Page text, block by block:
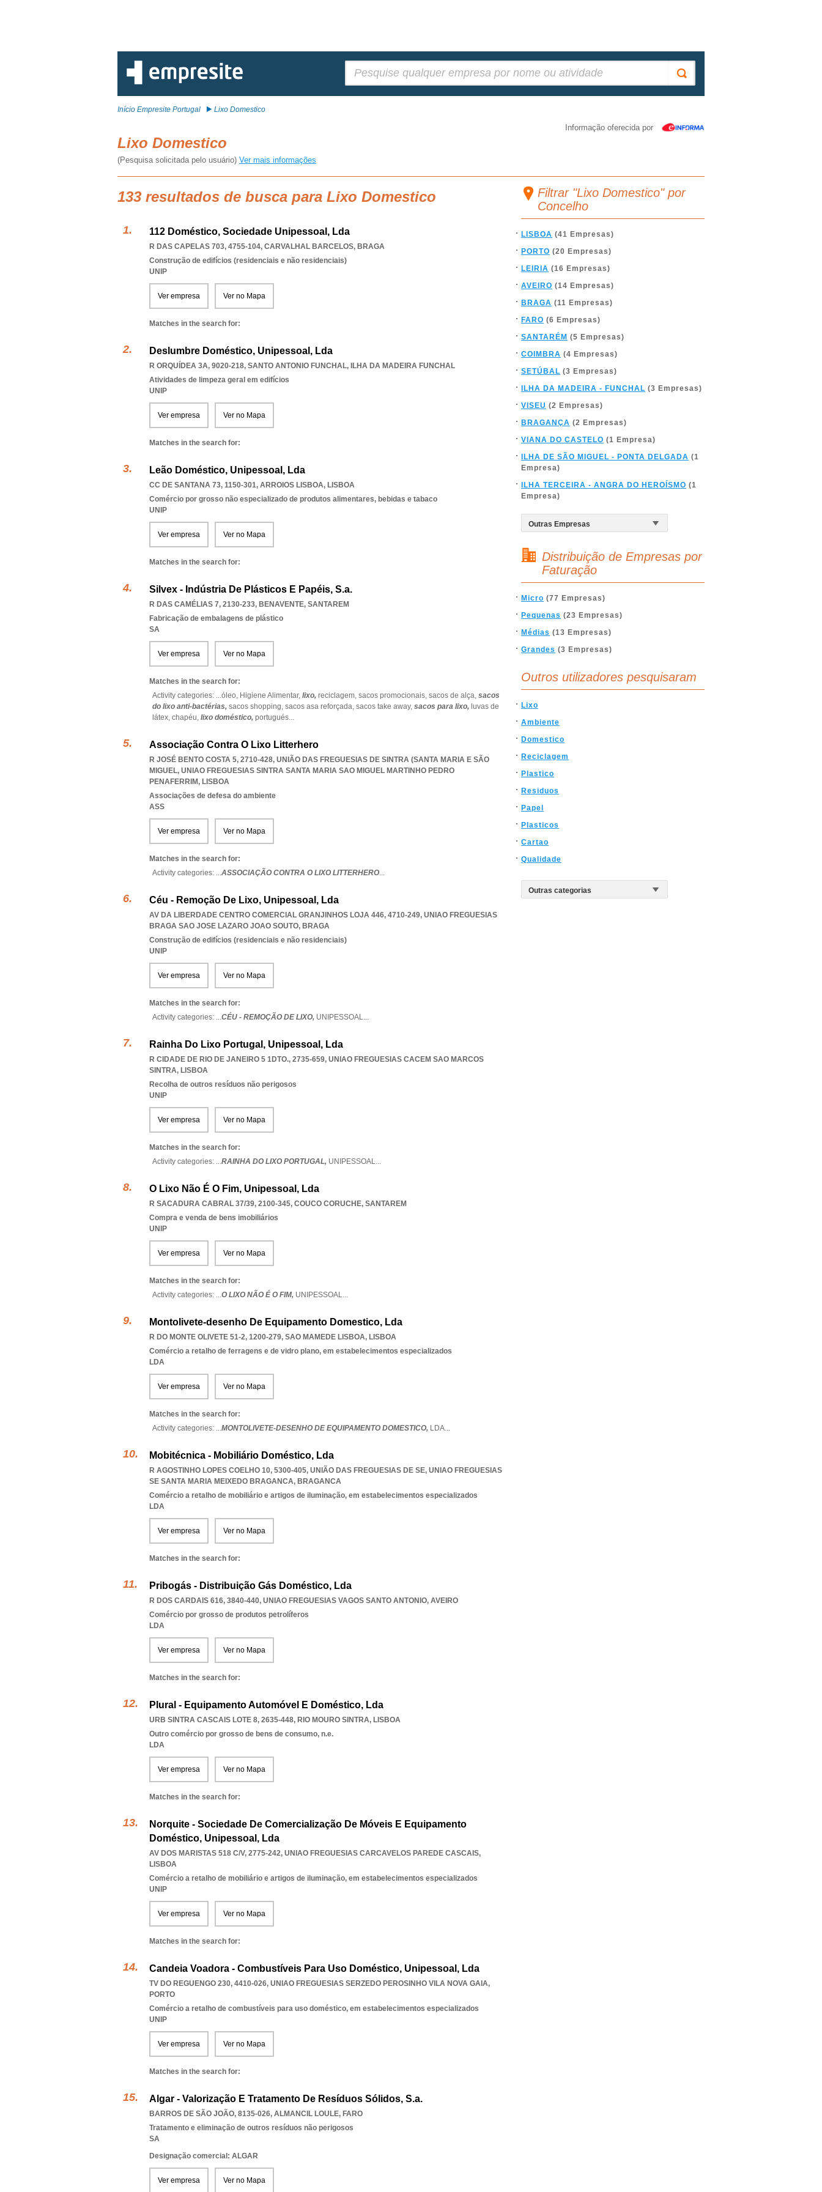
Início Empresite Portugal Lixo Domestico
Informação oferecida por
Lixo Domestico
(Pesquisa solicitada pelo usuário) Ver mais informações
133 resultados de busca para Lixo Domestico
112 Doméstico, Sociedade Unipessoal, Lda
R DAS CAPELAS 703, 4755-104, CARVALHAL BARCELOS, BRAGA
Construção de edifícios (residenciais e não residenciais)
UNIP
Ver empresa Ver no Mapa
Matches in the search for:
Deslumbre Doméstico, Unipessoal, Lda
R ORQUÍDEA 3A, 9020-218, SANTO ANTONIO FUNCHAL, ILHA DA MADEIRA FUNCHAL
Atividades de limpeza geral em edifícios
UNIP
Ver empresa Ver no Mapa
Matches in the search for:
Leão Doméstico, Unipessoal, Lda
CC DE SANTANA 73, 1150-301, ARROIOS LISBOA, LISBOA
Comércio por grosso não especializado de produtos alimentares, bebidas e tabaco
UNIP
Ver empresa Ver no Mapa
Matches in the search for:
Silvex - Indústria De Plásticos E Papéis, S.a.
R DAS CAMÉLIAS 7, 2130-233, BENAVENTE, SANTAREM
Fabricação de embalagens de plástico
SA
Ver empresa Ver no Mapa
Matches in the search for:
Activity categories: ...óleo, Higiene Alimentar, lixo, reciclagem, sacos promocionais, sacos de alça, sacos
do lixo anti-bactérias, sacos shopping, sacos asa reforçada, sacos take away, sacos para lixo, luvas de
látex, chapéu, lixo doméstico, portugués...
Associação Contra O Lixo Litterhero
R JOSÉ BENTO COSTA 5, 2710-428, UNIÃO DAS FREGUESIAS DE SINTRA (SANTA MARIA E SÃO
MIGUEL, UNIAO FREGUESIAS SINTRA SANTA MARIA SAO MIGUEL MARTINHO PEDRO
PENAFERRIM, LISBOA
Associações de defesa do ambiente
ASS
Ver empresa Ver no Mapa
Matches in the search for:
Activity categories: ...ASSOCIAÇÃO CONTRA O LIXO LITTERHERO...
Céu - Remoção De Lixo, Unipessoal, Lda
AV DA LIBERDADE CENTRO COMERCIAL GRANJINHOS LOJA 446, 4710-249, UNIAO FREGUESIAS
BRAGA SAO JOSE LAZARO JOAO SOUTO, BRAGA
Construção de edifícios (residenciais e não residenciais)
UNIP
Ver empresa Ver no Mapa
Matches in the search for:
Activity categories: ...CÉU - REMOÇÃO DE LIXO, UNIPESSOAL...
Rainha Do Lixo Portugal, Unipessoal, Lda
R CIDADE DE RIO DE JANEIRO 5 1DTO., 2735-659, UNIAO FREGUESIAS CACEM SAO MARCOS
SINTRA, LISBOA
Recolha de outros resíduos não perigosos
UNIP
Ver empresa Ver no Mapa
Matches in the search for:
Activity categories: ...RAINHA DO LIXO PORTUGAL, UNIPESSOAL...
O Lixo Não É O Fim, Unipessoal, Lda
R SACADURA CABRAL 37/39, 2100-345, COUCO CORUCHE, SANTAREM
Compra e venda de bens imobiliários
UNIP
Ver empresa Ver no Mapa
Matches in the search for:
Activity categories: ...O LIXO NÃO É O FIM, UNIPESSOAL...
Montolivete-desenho De Equipamento Domestico, Lda
R DO MONTE OLIVETE 51-2, 1200-279, SAO MAMEDE LISBOA, LISBOA
Comércio a retalho de ferragens e de vidro plano, em estabelecimentos especializados
LDA
Ver empresa Ver no Mapa
Matches in the search for:
Activity categories: ...MONTOLIVETE-DESENHO DE EQUIPAMENTO DOMESTICO, LDA...
Mobitécnica - Mobiliário Doméstico, Lda
R AGOSTINHO LOPES COELHO 10, 5300-405, UNIÃO DAS FREGUESIAS DE SE, UNIAO FREGUESIAS
SE SANTA MARIA MEIXEDO BRAGANCA, BRAGANCA
Comércio a retalho de mobiliário e artigos de iluminação, em estabelecimentos especializados
LDA
Ver empresa Ver no Mapa
Matches in the search for:
Pribogás - Distribuição Gás Doméstico, Lda
R DOS CARDAIS 616, 3840-440, UNIAO FREGUESIAS VAGOS SANTO ANTONIO, AVEIRO
Comércio por grosso de produtos petrolíferos
LDA
Ver empresa Ver no Mapa
Matches in the search for:
Plural - Equipamento Automóvel E Doméstico, Lda
URB SINTRA CASCAIS LOTE 8, 2635-448, RIO MOURO SINTRA, LISBOA
Outro comércio por grosso de bens de consumo, n.e.
LDA
Ver empresa Ver no Mapa
Matches in the search for:
Norquite - Sociedade De Comercialização De Móveis E Equipamento
Doméstico, Unipessoal, Lda
AV DOS MARISTAS 518 C/V, 2775-242, UNIAO FREGUESIAS CARCAVELOS PAREDE CASCAIS,
LISBOA
Comércio a retalho de mobiliário e artigos de iluminação, em estabelecimentos especializados
UNIP
Ver empresa Ver no Mapa
Matches in the search for:
Candeia Voadora - Combustíveis Para Uso Doméstico, Unipessoal, Lda
TV DO REGUENGO 230, 4410-026, UNIAO FREGUESIAS SERZEDO PEROSINHO VILA NOVA GAIA,
PORTO
Comércio a retalho de combustíveis para uso doméstico, em estabelecimentos especializados
UNIP
Ver empresa Ver no Mapa
Matches in the search for:
Algar - Valorização E Tratamento De Resíduos Sólidos, S.a.
BARROS DE SÃO JOÃO, 8135-026, ALMANCIL LOULE, FARO
Tratamento e eliminação de outros resíduos não perigosos
SA
Designação comercial: ALGAR
Ver empresa Ver no Mapa
Filtrar "Lixo Domestico" por
Concelho
LISBOA (41 Empresas)
PORTO (20 Empresas)
LEIRIA (16 Empresas)
AVEIRO (14 Empresas)
BRAGA (11 Empresas)
FARO (6 Empresas)
SANTARÉM (5 Empresas)
COIMBRA (4 Empresas)
SETÚBAL (3 Empresas)
ILHA DA MADEIRA - FUNCHAL (3 Empresas)
VISEU (2 Empresas)
BRAGANÇA (2 Empresas)
VIANA DO CASTELO (1 Empresa)
ILHA DE SÃO MIGUEL - PONTA DELGADA (1
Empresa)
ILHA TERCEIRA - ANGRA DO HEROÍSMO (1
Empresa)
Distribuição de Empresas por
Faturação
Micro (77 Empresas)
Pequenas (23 Empresas)
Médias (13 Empresas)
Grandes (3 Empresas)
Outros utilizadores pesquisaram
Lixo
Ambiente
Domestico
Reciclagem
Plastico
Residuos
Papel
Plasticos
Cartao
Qualidade